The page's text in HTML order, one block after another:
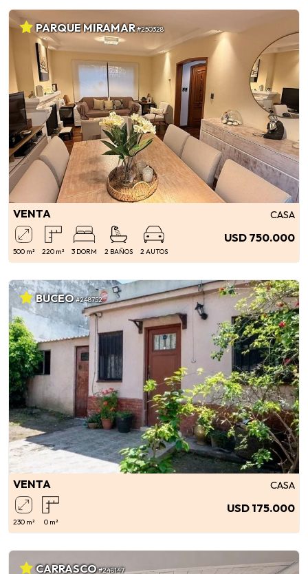
PARQUE MIRAMAR#250328
VENTA CASA
500 m² 220 m² 3 DORM 2 BAÑOS 2 AUTOS
USD 750.000
BUCEO#248752
VENTA CASA
230 m² 0 m²
USD 175.000
CARRASCO#248147